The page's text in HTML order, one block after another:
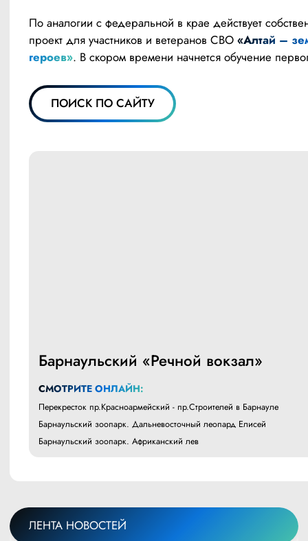
По аналогии с федеральной в крае действует
проект для участников и ветеранов СВО «Алтай –
героев». В скором времени начнется обучение
ПОИСК ПО САЙТУ
Барнаульский «Речной вокзал»
СМОТРИТЕ ОНЛАЙН:
Перекресток пр.Красноармейский - пр.Строителей в Барнауле
Барнаульский зоопарк. Дальневосточный леопард Елисей
Барнаульский зоопарк. Африканский лев
ЛЕНТА НОВОСТЕЙ